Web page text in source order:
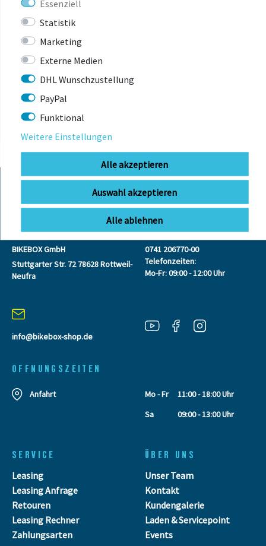
ANGESEHEN
KONTAKT
BIKEBOX GmbH
Stuttgarter Str. 72 78628 Rottweil-
Neufra
info@bikebox-shop.de
0741 206770-00
Telefonzeiten:
Mo-Fr: 09:00 - 12:00 Uhr
OFFNUNGSZEITEN
Anfahrt Mo - Fr
11:00 - 18:00 Uhr
Sa
09:00 - 13:00 Uhr
SERVICE
Leasing
Leasing Anfrage
Retouren
Leasing Rechner
Zahlungsarten
ÜBER UNS
Unser Team
Kontakt
Kundengalerie
Laden & Servicepoint
Events
Essenziell
Statistik
Marketing
Externe Medien
DHL Wunschzustellung
PayPal
Funktional
Weitere Einstellungen
Alle akzeptieren
Auswahl akzeptieren
Alle ablehnen